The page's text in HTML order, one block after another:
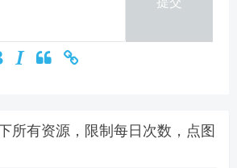
所有资源，限制每日次数，点图